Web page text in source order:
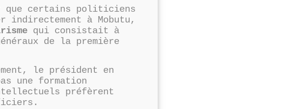
que certains politiciens
indirectement à Mobutu,
qui consistait à
de la première
le président en
une formation
préfèrent